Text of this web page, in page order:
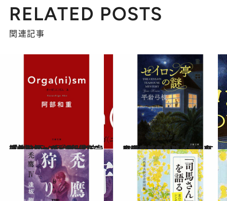
RELATED POSTS
関連記事
2023.2.27
「神町サーガ」3部作を完結 『Orga(ni)sm』の文庫化を祝って『オーガ(ニ)ズム 上下』(阿部和重)
カルチャー 2023.2.24
平岩弓枝が当時「書きたくてたまらなかった」のは現代ミステリー そして書き上げた『セイロン亭の謎』
カルチャー